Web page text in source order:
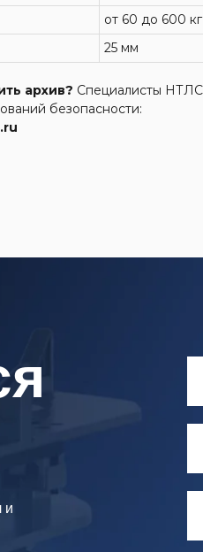
от 60 до 600 кг
25 мм
архив? Специалисты НТЛС
безопасности:
и